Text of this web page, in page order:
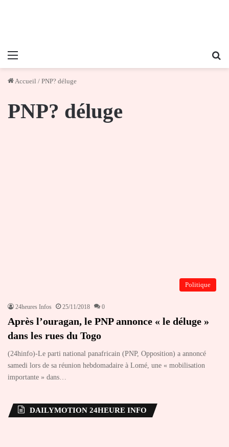
Menu
Accueil / PNP? déluge
PNP? déluge
Politique
24heures Infos 25/11/2018 0
Après l’ouragan, le PNP annonce « le déluge »
dans les rues du Togo
(24hinfo)-Le parti national panafricain (PNP, Opposition) a annoncé
samedi lors de sa réunion hebdomadaire à Lomé, une « mobilisation
importante » dans…
DAILYMOTION 24HEURE INFO